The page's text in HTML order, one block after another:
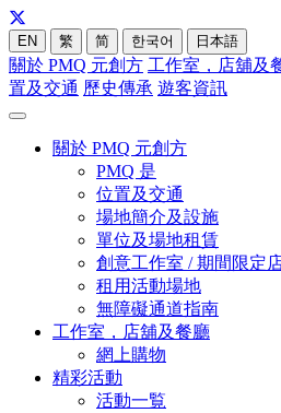
EN 繁 简 한국어 日本語
關於 PMQ 元創方 工作室，店舖及
置及交通 歷史傳承 遊客資訊
關於 PMQ 元創方
PMQ 是
位置及交通
場地簡介及設施
單位及場地租賃
創意工作室 / 期間限定
租用活動場地
無障礙通道指南
工作室，店舖及餐廳
網上購物
精彩活動
活動一覧